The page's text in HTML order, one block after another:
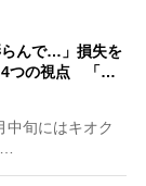
らんで…」損失を
4つの視点 「…
旬にはキオク